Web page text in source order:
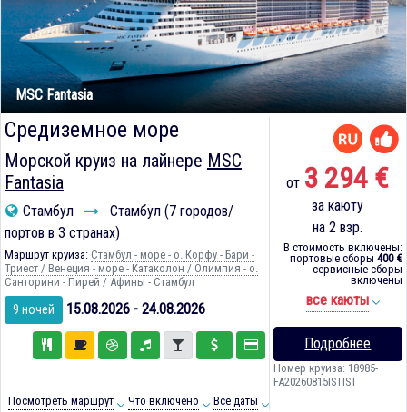
MSC Fantasia
Средиземное море
Морской круиз на лайнере MSC
Fantasia
Стамбул
Стамбул (7 городов/
портов в 3 странах)
Маршрут круиза: Стамбул - море - о. Корфу - Бари -
Триест / Венеция - море - Катаколон / Олимпия - о.
Санторини - Пирей / Афины - Стамбул
9 ночей 15.08.2026 - 24.08.2026
Посмотреть маршрут Что включено Все даты
от 3 294 €
за каюту
на 2 взр.
В стоимость включены:
портовые сборы 400 €
сервисные сборы
включены
все каюты
Подробнее
Номер круиза: 18985-
FA20260815ISTIST